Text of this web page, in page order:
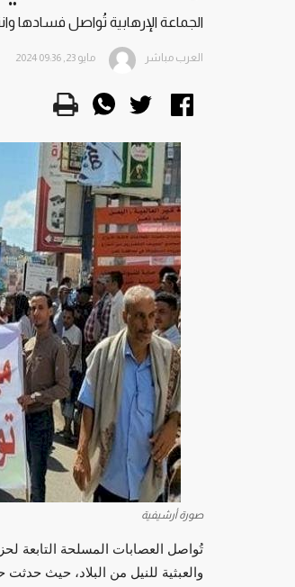
الجماعة الإرهابية تُواصل فسادها
العرب مباشر مايو 23, 2024 09:36
صورة أرشيفية
تُواصل العصابات المسلحة التابعة
والعبثية للنيل من البلاد، حيث